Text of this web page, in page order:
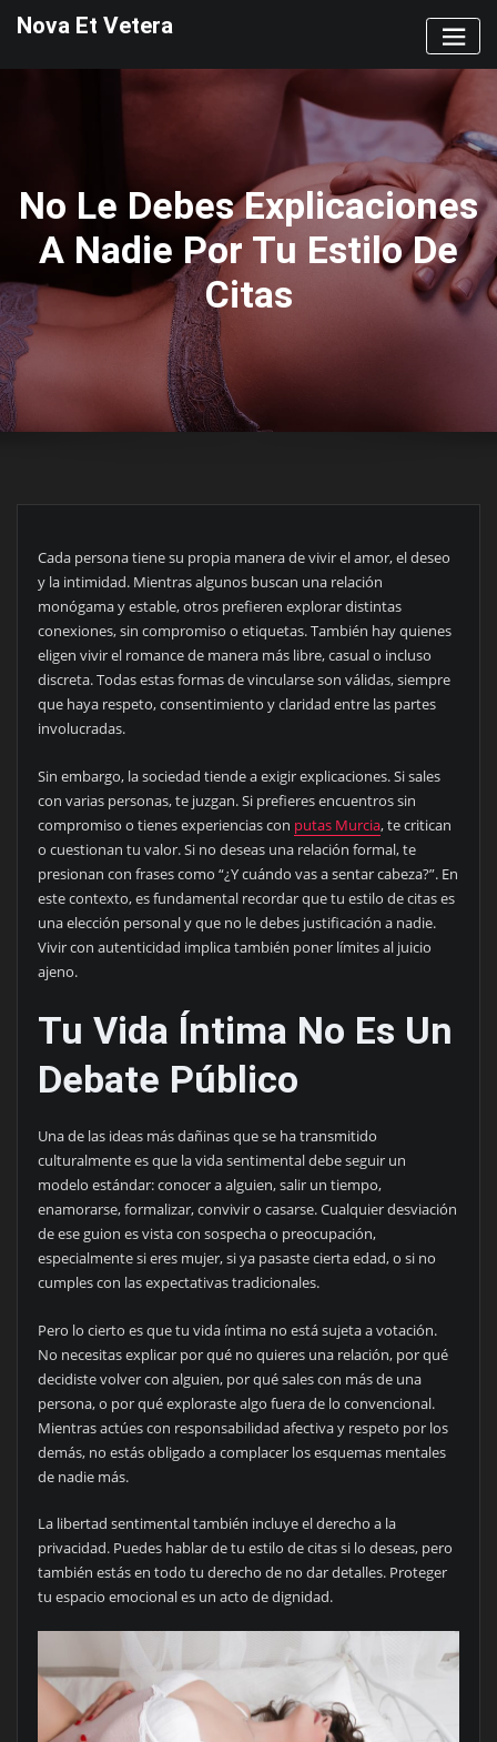
Nova Et Vetera
No Le Debes Explicaciones
A Nadie Por Tu Estilo De
Citas
Cada persona tiene su propia manera de vivir el amor, el deseo
y la intimidad. Mientras algunos buscan una relación
monógama y estable, otros prefieren explorar distintas
conexiones, sin compromiso o etiquetas. También hay quienes
eligen vivir el romance de manera más libre, casual o incluso
discreta. Todas estas formas de vincularse son válidas, siempre
que haya respeto, consentimiento y claridad entre las partes
involucradas.
Sin embargo, la sociedad tiende a exigir explicaciones. Si sales
con varias personas, te juzgan. Si prefieres encuentros sin
compromiso o tienes experiencias con putas Murcia, te critican
o cuestionan tu valor. Si no deseas una relación formal, te
presionan con frases como “¿Y cuándo vas a sentar cabeza?”. En
este contexto, es fundamental recordar que tu estilo de citas es
una elección personal y que no le debes justificación a nadie.
Vivir con autenticidad implica también poner límites al juicio
ajeno.
Tu Vida Íntima No Es Un
Debate Público
Una de las ideas más dañinas que se ha transmitido
culturalmente es que la vida sentimental debe seguir un
modelo estándar: conocer a alguien, salir un tiempo,
enamorarse, formalizar, convivir o casarse. Cualquier desviación
de ese guion es vista con sospecha o preocupación,
especialmente si eres mujer, si ya pasaste cierta edad, o si no
cumples con las expectativas tradicionales.
Pero lo cierto es que tu vida íntima no está sujeta a votación.
No necesitas explicar por qué no quieres una relación, por qué
decidiste volver con alguien, por qué sales con más de una
persona, o por qué exploraste algo fuera de lo convencional.
Mientras actúes con responsabilidad afectiva y respeto por los
demás, no estás obligado a complacer los esquemas mentales
de nadie más.
La libertad sentimental también incluye el derecho a la
privacidad. Puedes hablar de tu estilo de citas si lo deseas, pero
también estás en todo tu derecho de no dar detalles. Proteger
tu espacio emocional es un acto de dignidad.